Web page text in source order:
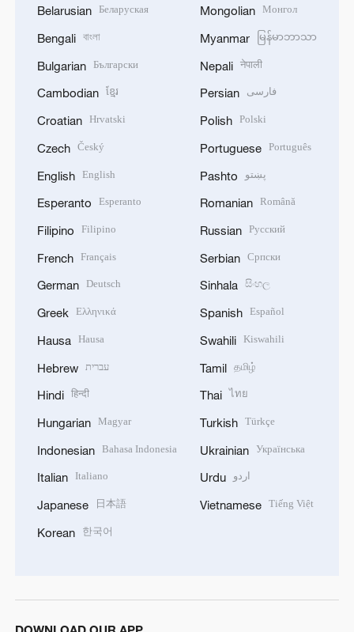
Belarusian Беларуская
Bengali বাংলা
Bulgarian Български
Cambodian ខ្មែរ
Croatian Hrvatski
Czech Český
English English
Esperanto Esperanto
Filipino Filipino
French Français
German Deutsch
Greek Ελληνικά
Hausa Hausa
Hebrew עברית
Hindi हिन्दी
Hungarian Magyar
Indonesian Bahasa Indonesia
Italian Italiano
Japanese 日本語
Korean 한국어
Mongolian Монгол
Myanmar မြန်မာဘာသာ
Nepali नेपाली
Persian فارسی
Polish Polski
Portuguese Português
Pashto پښتو
Romanian Română
Russian Русский
Serbian Српски
Sinhala සිංහල
Spanish Español
Swahili Kiswahili
Tamil தமிழ்
Thai ไทย
Turkish Türkçe
Ukrainian Українська
Urdu اردو
Vietnamese Tiếng Việt